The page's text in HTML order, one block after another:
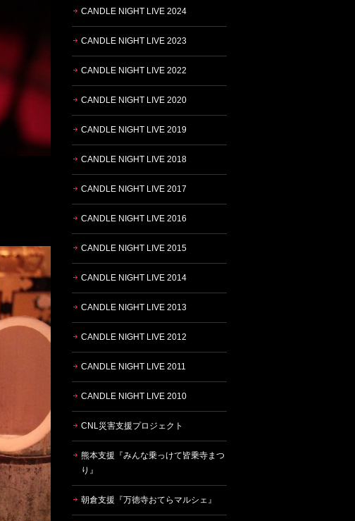
CANDLE NIGHT LIVE 2024
CANDLE NIGHT LIVE 2023
CANDLE NIGHT LIVE 2022
CANDLE NIGHT LIVE 2020
CANDLE NIGHT LIVE 2019
CANDLE NIGHT LIVE 2018
CANDLE NIGHT LIVE 2017
CANDLE NIGHT LIVE 2016
CANDLE NIGHT LIVE 2015
CANDLE NIGHT LIVE 2014
CANDLE NIGHT LIVE 2013
CANDLE NIGHT LIVE 2012
CANDLE NIGHT LIVE 2011
CANDLE NIGHT LIVE 2010
CNL災害支援プロジェクト
熊本支援『みんな乗っけて皆乗寺まつ
り』
朝倉支援『万徳寺おてらマルシェ』